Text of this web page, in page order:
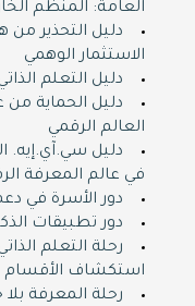
العامة: المنظم
دليل التحذير
الاستثمار الوهمي
دليل التعلم
دليل الحماية
العالم الرقمي
دليل سي.آي.إيه.
في عالم المعرفة
دور الأسرة في
دور تطبيقات
رحلة التعلم
استكشاف الأقسام
رحلة المعرفة